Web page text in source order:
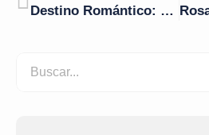
Destino Romántico: Vive el Amor y la Comodidad en Hotel els Pins